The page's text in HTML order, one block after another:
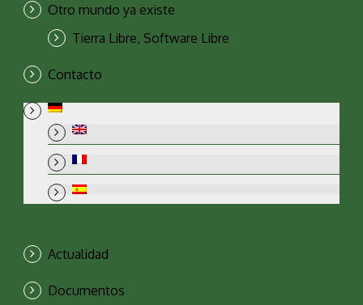
Otro mundo ya existe
Tierra Libre, Software Libre
Contacto
Actualidad
Documentos